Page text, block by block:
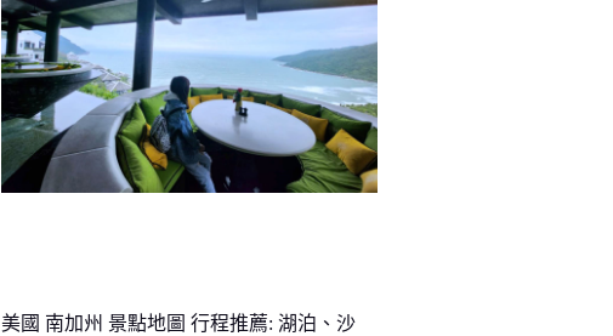
美國 南加州 景點地圖 行程推薦: 湖泊、沙